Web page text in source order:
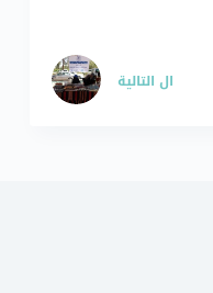
ال التالية